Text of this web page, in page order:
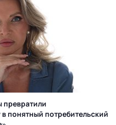
превратили
понятный потребительский